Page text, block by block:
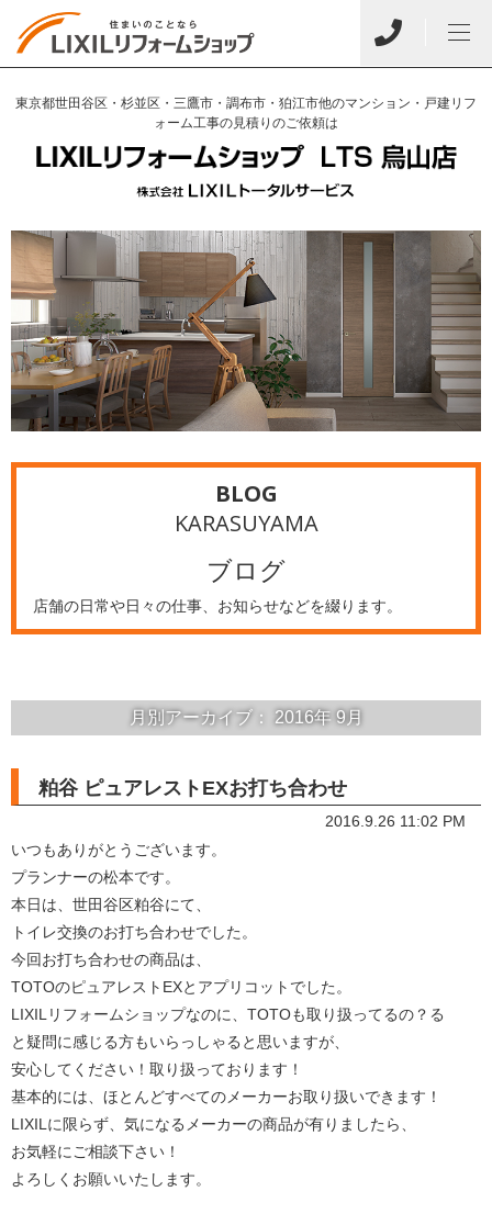
東京都世田谷区・杉並区・三鷹市・調布市・狛江市他のマンション・戸建リフ
ォーム工事の見積りのご依頼は
BLOG
KARASUYAMA
ブログ
店舗の日常や日々の仕事、お知らせなどを綴ります。
月別アーカイブ： 2016年 9月
粕谷 ピュアレストEXお打ち合わせ
2016.9.26 11:02 PM
いつもありがとうございます。
プランナーの松本です。
本日は、世田谷区粕谷にて、
トイレ交換のお打ち合わせでした。
今回お打ち合わせの商品は、
TOTOのピュアレストEXとアプリコットでした。
LIXILリフォームショップなのに、TOTOも取り扱ってるの？る
と疑問に感じる方もいらっしゃると思いますが、
安心してください！取り扱っております！
基本的には、ほとんどすべてのメーカーお取り扱いできます！
LIXILに限らず、気になるメーカーの商品が有りましたら、
お気軽にご相談下さい！
よろしくお願いいたします。